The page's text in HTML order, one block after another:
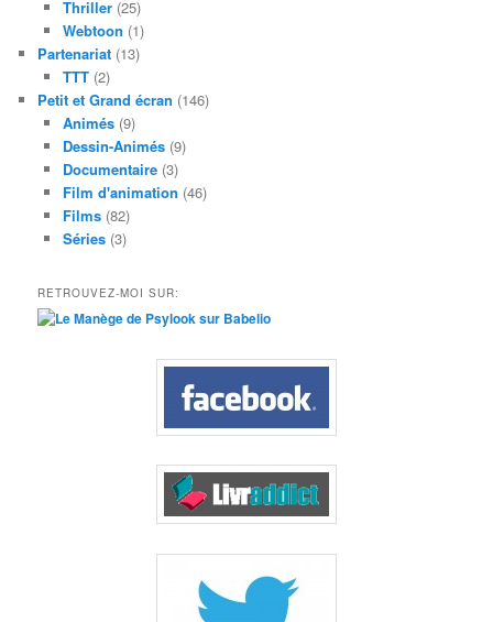
Thriller(25)
Webtoon (1)
Partenariat (13)
TTT(2)
Petit et Grand écran (146)
Animés(9)
Dessin-Animés(9)
Documentaire(3)
Film d'animation (46)
Films(82)
Séries(3)
RETROUVEZ-MOI SUR: